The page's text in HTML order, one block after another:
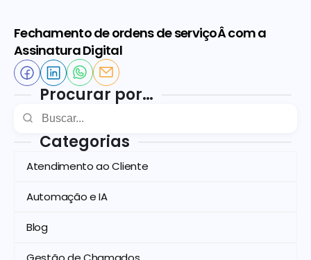
Fechamento de ordens de serviçoÂ com a
Assinatura Digital
Procurar por…
Categorias
Atendimento ao Cliente
Automação e IA
Blog